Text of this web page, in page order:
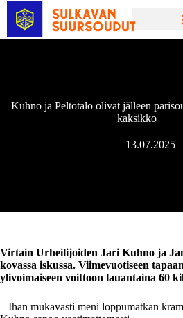
Kuhno ja Peltotalo olivat jälleen
kaksikko
13.07.2025
Virtain Urheilijoiden Jari Kuhno ja
kovassa iskussa. Viimevuotiseen
ylivoimaiseen voittoon lauantaina 60
– Ihan mukavasti meni loppumatkan